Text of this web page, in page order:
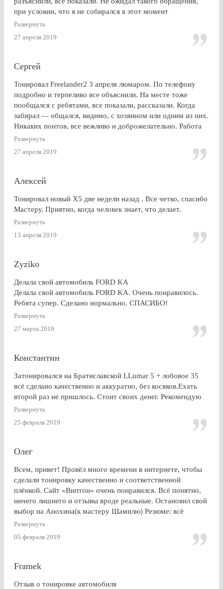
при условии, что я не собирался в этот момент
тонироваться. для сравнения заехал на Оставшковское
дешевле. в очередной раз убедился (хорошо, что не на
решил, что буду тонироваться
Развернуть
27 апреля 2019
Сергей
Тонировал Freelander2 3 апреля люмаром. По телефону
подробно и терпеливо все объяснили. На месте тоже
пообщался с ребятами, все показали, рассказали. Когда
забирал — общался, видимо, с хозяином или одним из них.
Никаких понтов, все вежливо и доброжелательно. Работа
сделана очень качественно, пленка лежит до самой кромки
стекла (есть, правда, неравномерность на разных стеклах,
но это я уже придираюсь). По сравнению с другими
посоветоваться обращаться к этим ребятам? Однозначно,
Развернуть
27 апреля 2019
Алексей
Тонировал новый Х5 две недели назад . Все четко, спасибо
Мастеру. Приятно, когда человек знает, что делает.
Развернуть
13 апреля 2019
Zyziko
Делала свой автомобиль FORD KA
Делала свой автомобиль FORD KA. Очень понравилось.
Ребята супер. Сделано нормально. СПАСИБО!
Развернуть
27 марта 2019
Константин
Затонировался на Братиславской LLumar 5 + лобовое 35
всё сделано качественно и аккуратно, без косяков.Ехать
второй раз не пришлось. Стоит своих денег. Рекомендую
Развернуть
25 февраля 2019
Олег
Всем, привет! Провёл много времени в интернете, чтобы
сделали тонировку качественно и соответственной
плёнкой. Сайт «Виптон» очень понравился. Всё понятно,
ничего лишнего и отзывы вроде реальные. Остановил свой
выбор на Анохина(к мастеру Шамилю) Резюме: всё
именно так, как и написано в отзывах!!!) Я остался очень
Развернуть
05 февраля 2019
Framek
Отзыв о тонировке автомобиля